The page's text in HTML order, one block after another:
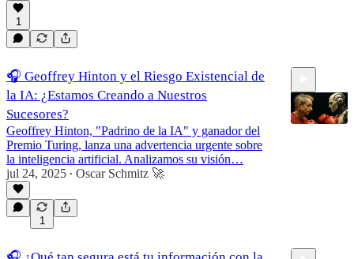
1
🎧 Geoffrey Hinton y el Riesgo Existencial de
la IA: ¿Estamos Creando a Nuestros
Sucesores?
Geoffrey Hinton, "Padrino de la IA" y ganador del
Premio Turing, lanza una advertencia urgente sobre
la inteligencia artificial. Analizamos su visión…
jul 24, 2025 • Oscar Schmitz 🚀
1